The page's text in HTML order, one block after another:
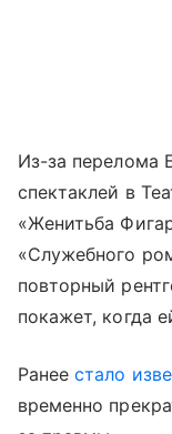
Из-за перелома
спектаклей в
«Женитьба
«Служебного
повторный
покажет, когда
Ранеестало
временно